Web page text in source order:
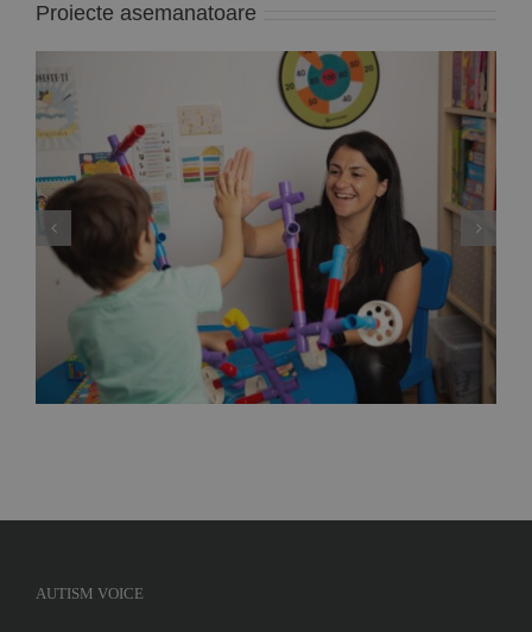
Proiecte asemanatoare
Deputata PNL Mara Calista anunță un proiect
de lege care reglementează modul de
exercitare a profesiei de ”analist
comportamental”, adică specialistul care
gestionează terapiile problemelor copiilor cu
autism
AUTISM VOICE